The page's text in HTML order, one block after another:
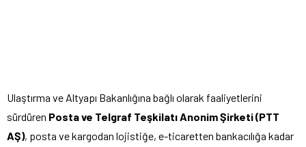
Ulaştırma ve Altyapı Bakanlığına bağlı olarak faaliyetlerini
sürdüren Posta ve Telgraf Teşkilatı Anonim Şirketi (PTT
AŞ), posta ve kargodan lojistiğe, e-ticaretten bankacılığa kadar